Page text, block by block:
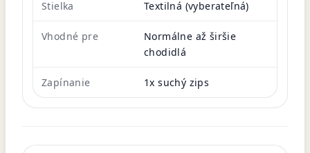
Stielka Textilná (vyberateľná)
Vhodné pre
Normálne až širšie
chodidlá
Zapínanie 1x suchý zips